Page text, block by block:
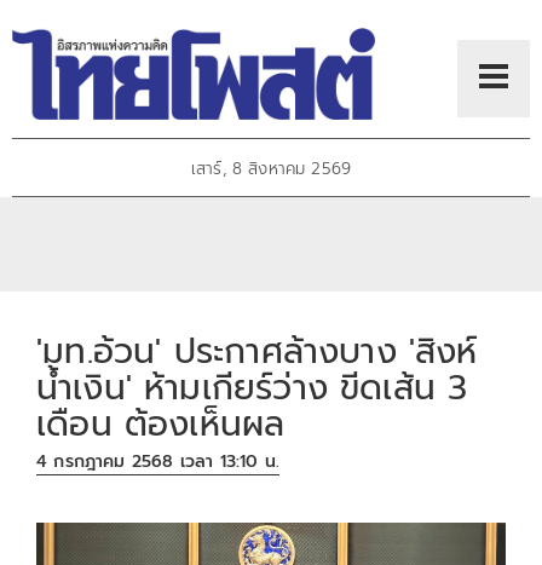
เสาร์, 8 สิงหาคม 2569
'มท.อ้วน' ประกาศล้างบาง 'สิงห์
น้ำเงิน' ห้ามเกียร์ว่าง ขีดเส้น 3
เดือน ต้องเห็นผล
4 กรกฎาคม 2568 เวลา 13:10 น.